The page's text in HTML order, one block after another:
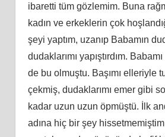
ibaretti tüm gözlemim. Buna
kadın ve erkeklerin çok
şeyi yaptım, uzanıp Babamın
dudaklarımı yapıştırdım.
de bu olmuştu. Başımı elleriyle
çekmiş, dudaklarımı emer gibi
kadar uzun uzun öpmüştü. İlk
adına hiç bir şey